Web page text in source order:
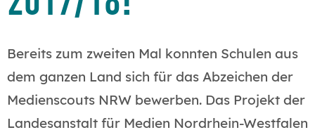
Bereits zum zweiten Mal konnten Schulen aus
dem ganzen Land sich für das Abzeichen der
Medienscouts NRW bewerben. Das Projekt der
Landesanstalt für Medien Nordrhein-Westfalen